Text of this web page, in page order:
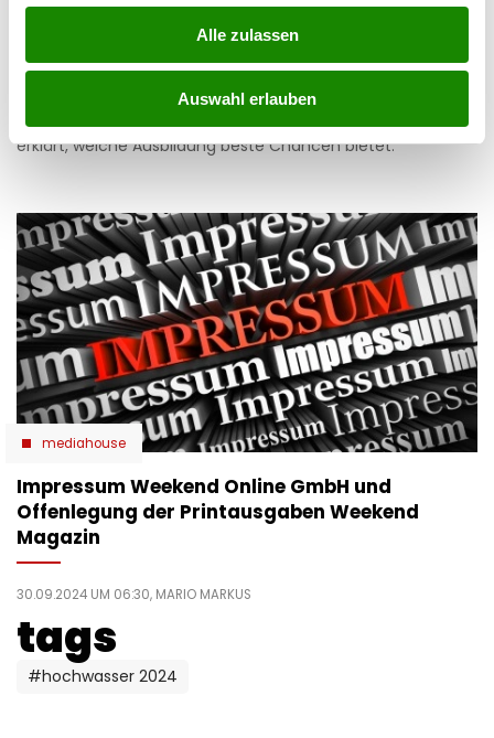
Alle zulassen
Auswahl erlauben
Arbeitslosigkeit steigt: Das rät der AMS-Chef
04.08.2026 UM 13:48,YUNUS EMRE KURT
Die Arbeitslosigkeit bleibt hoch, doch in einigen Berufen
fehlen weiterhin Fachkräfte. AMS-Chef Johannes Kopf
erklärt, welche Ausbildung beste Chancen bietet.
mediahouse
Impressum Weekend Online GmbH und
Offenlegung der Printausgaben Weekend
Magazin
30.09.2024 UM 06:30, MARIO MARKUS
tags
#hochwasser 2024